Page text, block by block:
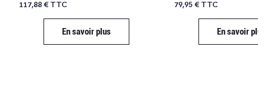
117,88 € TTC
En savoir plus
79,95 € TTC
En savoir plus